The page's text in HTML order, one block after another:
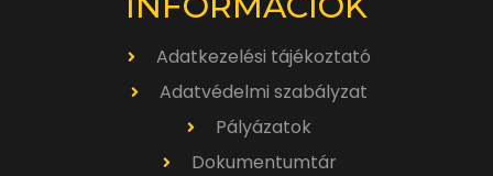
Adatkezelési tájékoztató
Adatvédelmi szabályzat
Pályázatok
Dokumentumtár